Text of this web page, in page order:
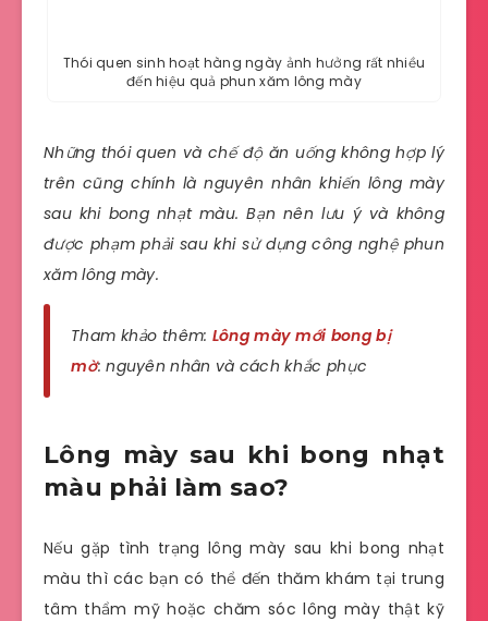
Thói quen sinh hoạt hàng ngày ảnh hưởng rất nhiều
đến hiệu quả phun xăm lông mày
Những thói quen và chế độ ăn uống không hợp lý
trên cũng chính là nguyên nhân khiến lông mày
sau khi bong nhạt màu. Bạn nên lưu ý và không
được phạm phải sau khi sử dụng công nghệ phun
xăm lông mày.
Tham khảo thêm: Lông mày mới bong bị
mờ: nguyên nhân và cách khắc phục
Lông mày sau khi bong nhạt
màu phải làm sao?
Nếu gặp tình trạng lông mày sau khi bong nhạt
màu thì các bạn có thể đến thăm khám tại trung
tâm thẩm mỹ hoặc chăm sóc lông mày thật kỹ